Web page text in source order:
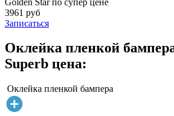
3961 руб
Записаться
Оклейка пленкой
Superb цена:
Оклейка пленкой бампера